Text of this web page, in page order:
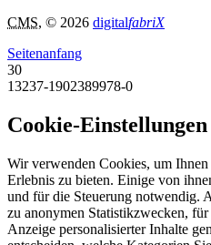
CMS, © 2026 digitalfabriX
Seitenanfang
30
13237-1902389978-0
Cookie-Einstellungen
Wir verwenden Cookies, um
Erlebnis zu bieten. Einige von
und für die Steuerung notwendig.
zu anonymen Statistikzwecken,
Anzeige personalisierter Inhalte